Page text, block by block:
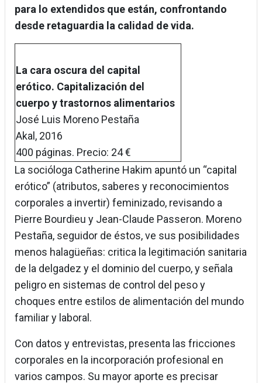
para lo extendidos que están, confrontando
desde retaguardia la calidad de vida.
La cara oscura del capital
erótico. Capitalización del
cuerpo y trastornos alimentarios
José Luis Moreno Pestaña
Akal, 2016
400 páginas. Precio: 24 €
La socióloga Catherine Hakim apuntó un “capital
erótico” (atributos, saberes y reconocimientos
corporales a invertir) feminizado, revisando a
Pierre Bourdieu y Jean-Claude Passeron. Moreno
Pestaña, seguidor de éstos, ve sus posibilidades
menos halagüeñas: critica la legitimación sanitaria
de la delgadez y el dominio del cuerpo, y señala
peligro en sistemas de control del peso y
choques entre estilos de alimentación del mundo
familiar y laboral.
Con datos y entrevistas, presenta las fricciones
corporales en la incorporación profesional en
varios campos. Su mayor aporte es precisar